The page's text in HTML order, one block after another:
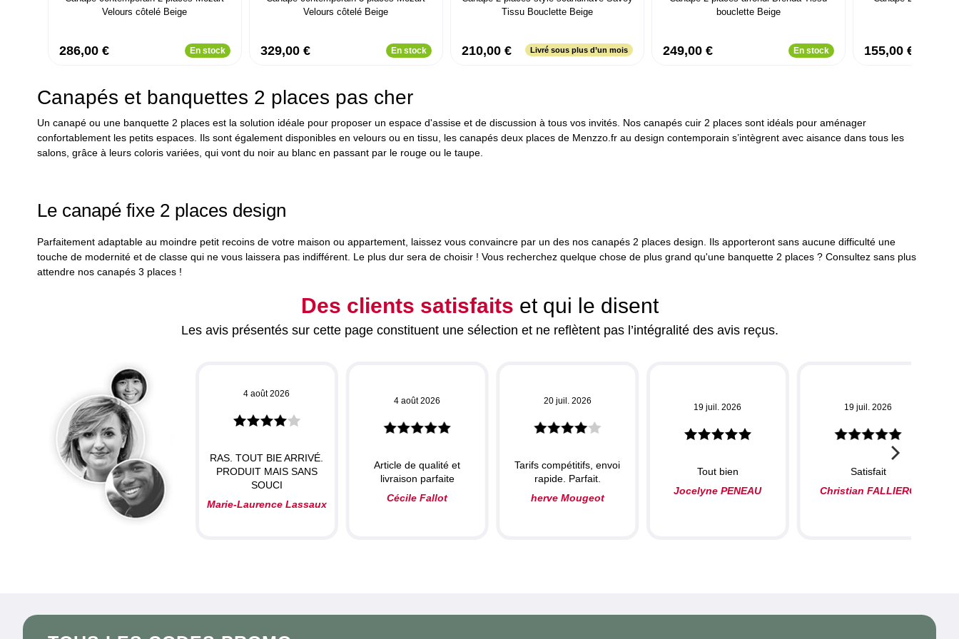
Velours côtelé Beige
286,00 € En stock
Velours côtelé Beige
329,00 € En stock
Tissu Bouclette Beige
210,00 € Livré sous plus d’un mois
bouclette Beige
249,00 € En stock 155,00 €
Canapés et banquettes 2 places pas cher
Un canapé ou une banquette 2 places est la solution idéale pour proposer un espace d'assise et de discussion à tous vos invités. Nos canapés cuir 2 places sont idéals pour aménager
confortablement les petits espaces. Ils sont également disponibles en velours ou en tissu, les canapés deux places de Menzzo.fr au design contemporain s’intègrent avec aisance dans tous les
salons, grâce à leurs coloris variées, qui vont du noir au blanc en passant par le rouge ou le taupe.
Le canapé fixe 2 places design
Parfaitement adaptable au moindre petit recoins de votre maison ou appartement, laissez vous convaincre par un des nos canapés 2 places design. Ils apporteront sans aucune difficulté une
touche de modernité et de classe qui ne vous laissera pas indifférent. Le plus dur sera de choisir ! Vous recherchez quelque chose de plus grand qu'une banquette 2 places ? Consultez sans plus
attendre nos canapés 3 places !
Des clients satisfaits et qui le disent
Les avis présentés sur cette page constituent une sélection et ne reflètent pas l’intégralité des avis reçus.
4 août 2026
RAS. TOUT BIE ARRIVÉ.
PRODUIT MAIS SANS
SOUCI
Marie-Laurence Lassaux
4 août 2026
Article de qualité et
livraison parfaite
Cécile Fallot
20 juil. 2026
Tarifs compétitifs, envoi
rapide. Parfait.
herve Mougeot
19 juil. 2026
Tout bien
Jocelyne PENEAU
19 juil. 2026
Satisfait
Christian FALLIERO